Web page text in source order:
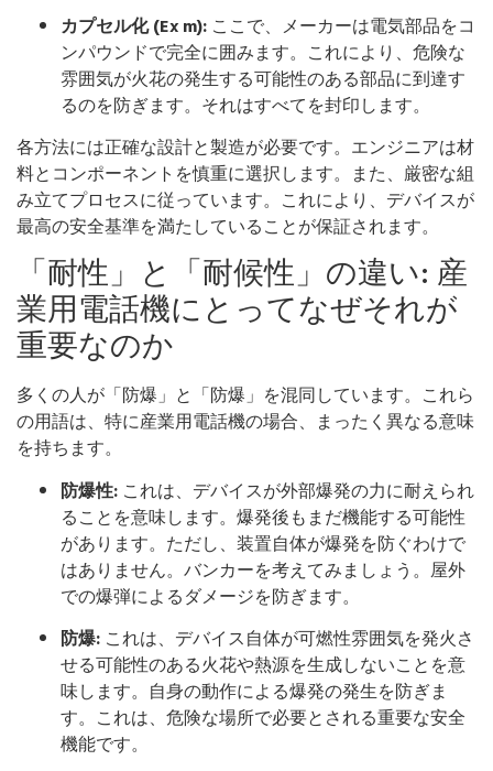
カプセル化 (Ex m): ここで、メーカーは電気部品をコ
ンパウンドで完全に囲みます。これにより、危険な
雰囲気が火花の発生する可能性のある部品に到達す
るのを防ぎます。それはすべてを封印します。
各方法には正確な設計と製造が必要です。エンジニアは材
料とコンポーネントを慎重に選択します。また、厳密な組
み立てプロセスに従っています。これにより、デバイスが
最高の安全基準を満たしていることが保証されます。
「耐性」と「耐候性」の違い: 産
業用電話機にとってなぜそれが
重要なのか
多くの人が「防爆」と「防爆」を混同しています。これら
の用語は、特に産業用電話機の場合、まったく異なる意味
を持ちます。
防爆性: これは、デバイスが外部爆発の力に耐えられ
ることを意味します。爆発後もまだ機能する可能性
があります。ただし、装置自体が爆発を防ぐわけで
はありません。バンカーを考えてみましょう。屋外
での爆弾によるダメージを防ぎます。
防爆: これは、デバイス自体が可燃性雰囲気を発火さ
せる可能性のある火花や熱源を生成しないことを意
味します。自身の動作による爆発の発生を防ぎま
す。これは、危険な場所で必要とされる重要な安全
機能です。